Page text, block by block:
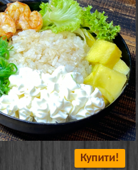
Купити!